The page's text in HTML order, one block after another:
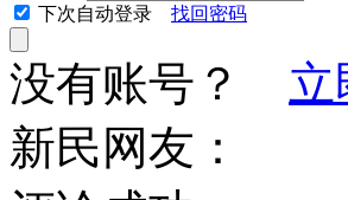
下次自动登录 找回密码
没有账号？ 立
新民网友：